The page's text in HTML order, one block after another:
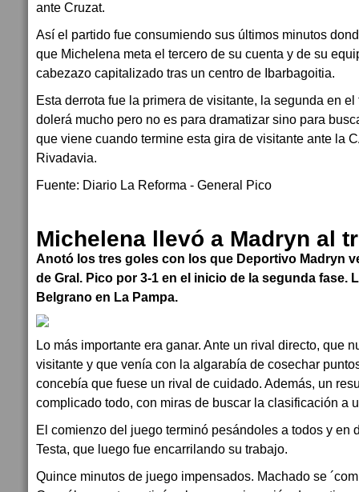
ante Cruzat.
Así el partido fue consumiendo sus últimos minutos
que Michelena meta el tercero de su cuenta y de su
cabezazo capitalizado tras un centro de Ibarbagoitia.
Esta derrota fue la primera de visitante, la segunda en
dolerá mucho pero no es para dramatizar sino para
que viene cuando termine esta gira de visitante ante la
Rivadavia.
Fuente: Diario La Reforma - General Pico
Michelena llevó a Madryn al
Anotó los tres goles con los que Deportivo Madryn
de Gral. Pico por 3-1 en el inicio de la segunda fase.
Belgrano en La Pampa.
Lo más importante era ganar. Ante un rival directo, que
visitante y que venía con la algarabía de cosechar
concebía que fuese un rival de cuidado. Además, un
complicado todo, con miras de buscar la clasificación a
El comienzo del juego terminó pesándoles a todos y en
Testa, que luego fue encarrilando su trabajo.
Quince minutos de juego impensados. Machado se